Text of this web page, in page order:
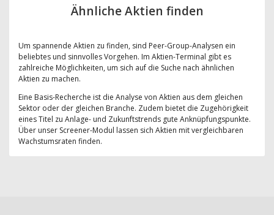
Ähnliche Aktien finden
Um spannende Aktien zu finden, sind Peer-Group-Analysen ein
beliebtes und sinnvolles Vorgehen. Im Aktien-Terminal gibt es
zahlreiche Möglichkeiten, um sich auf die Suche nach ähnlichen
Aktien zu machen.
Eine Basis-Recherche ist die Analyse von Aktien aus dem gleichen
Sektor oder der gleichen Branche. Zudem bietet die Zugehörigkeit
eines Titel zu Anlage- und Zukunftstrends gute Anknüpfungspunkte.
Über unser Screener-Modul lassen sich Aktien mit vergleichbaren
Wachstumsraten finden.